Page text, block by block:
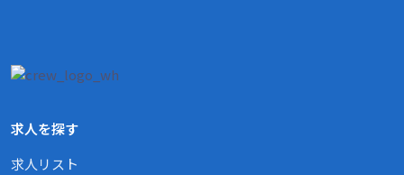
求人を探す
求人リスト